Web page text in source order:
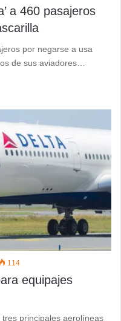
a 460 pasajeros
por negarse a usa
de sus aviadores…
114
equipajes
principales aerolíneas